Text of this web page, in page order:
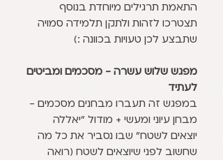
התאמת תרגילים מיוחדת בנוסף
תצטרכו לזהות ולתקן תלמידה סמויה
שתבצע לכן טעויות בכוונה :)
מפגש שלוש עשרה - מסכמים ומביטים
לעתיד
במפגש זה תעברו מבחנים מסכמים -
מבחן עיוני ומעשי + מודול "יאללה
יוצאים לשטח" שבו נסביר את כל מה
שחשוב לפני שיוצאים לשטח (רואה